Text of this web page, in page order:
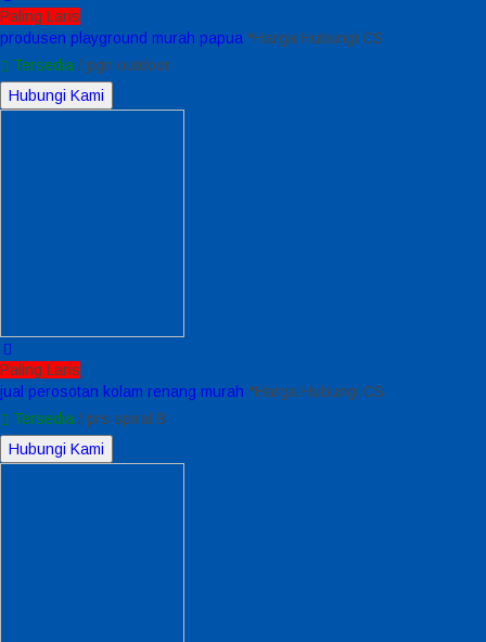
Paling Laris
produsen playground murah papua *Harga Hubungi CS
Tersedia / pgn outdoor
Hubungi Kami
Paling Laris
jual perosotan kolam renang murah *Harga Hubungi CS
Tersedia / prs spiral B
Hubungi Kami